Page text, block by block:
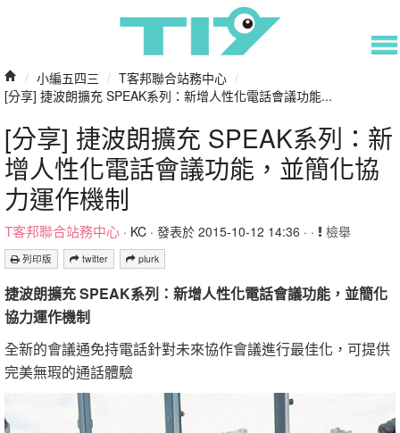
/ 小編五四三 / T客邦聯合站務中心 /
[分享] 捷波朗擴充 SPEAK系列：新增人性化電話會議功能...
[分享] 捷波朗擴充 SPEAK系列：新
增人性化電話會議功能，並簡化協
力運作機制
T客邦聯合站務中心 · KC · 發表於 2015-10-12 14:36 · · 檢舉
列印版 twitter plurk
捷波朗擴充 SPEAK系列：新增人性化電話會議功能，並簡化
協力運作機制
全新的會議通免持電話針對未來協作會議進行最佳化，可提供
完美無瑕的通話體驗